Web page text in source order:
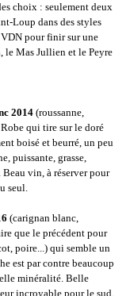
choix : seulement deux
Loup dans des styles
pour finir sur une
le Mas Jullien et le Peyre
2014 (roussanne,
qui tire sur le doré
boisé et beurré, un peu
puissante, grasse,
vin, à réserver pour
seul.
(carignan blanc,
que le précédent pour
poire...) qui semble un
est par contre beaucoup
minéralité. Belle
incroyable pour le sud.